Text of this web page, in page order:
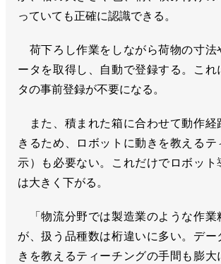
っていても正確に認識できる。
荷下ろし作業をしながら荷物の寸法
ータを取得し、自動で登録する。これ
タの事前登録が不要になる。
また、積まれた箱に合わせて動作経
きるため、ロボットに動きを教えるテ
示）も必要ない。これだけでロボット
は大きく下がる。
「物流分野では製造業のような作業
が、扱う品種数は桁違いに多い。デー
きを教えるティーチングの手間も膨大